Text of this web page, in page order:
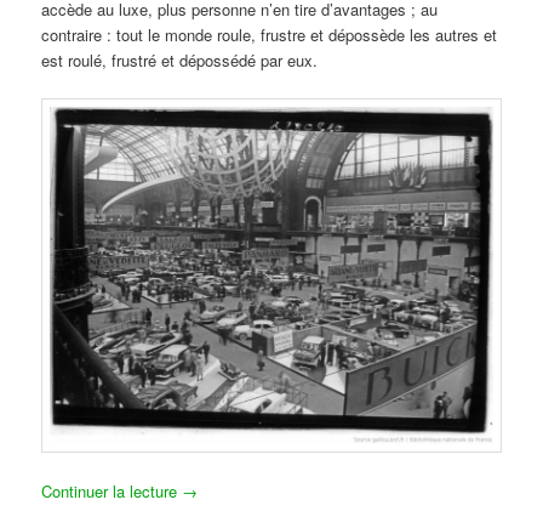
accède au luxe, plus personne n’en tire d’avantages ; au
contraire : tout le monde roule, frustre et dépossède les autres et
est roulé, frustré et dépossédé par eux.
Continuer la lecture →